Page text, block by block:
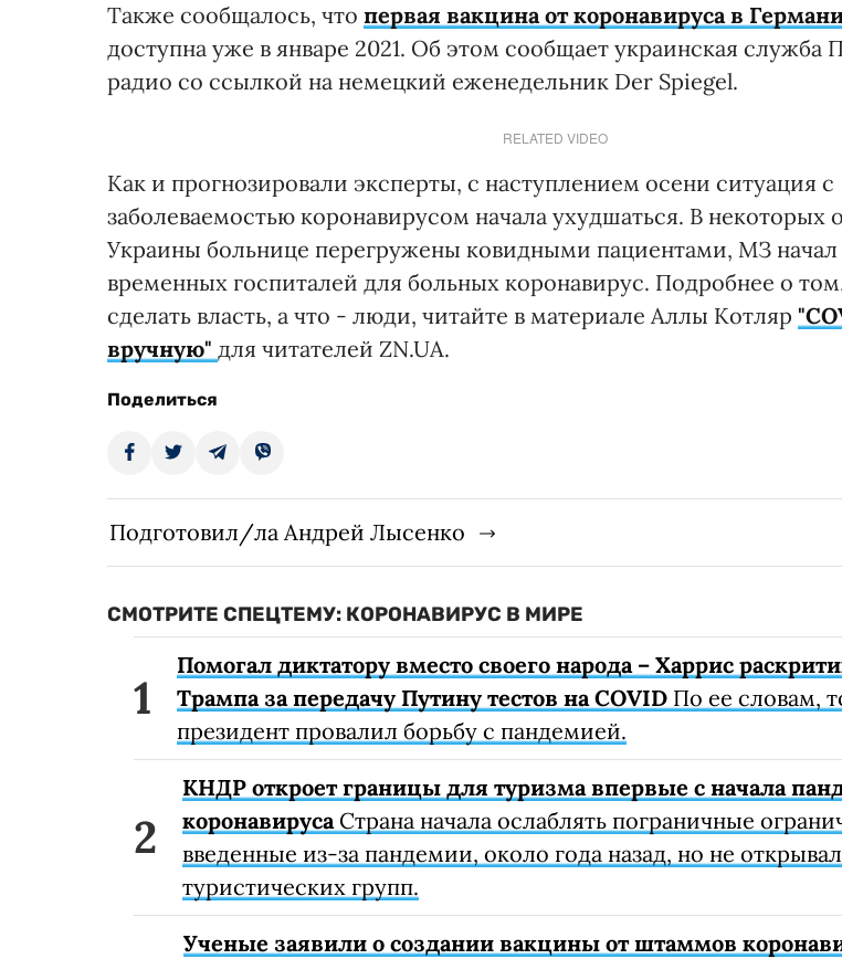
Также сообщалось, что первая вакцина от коронавируса в
доступна уже в январе 2021. Об этом сообщает украинская служба
радио со ссылкой на немецкий еженедельник Der Spiegel.
RELATED VIDEO
Как и прогнозировали эксперты, с наступлением осени ситуация с
заболеваемостью коронавирусом начала ухудшаться. В некоторых
Украины больнице перегружены ковидными пациентами, МЗ начал
временных госпиталей для больных коронавирус. Подробнее о
сделать власть, а что - люди, читайте в материале Аллы Котляр
вручную" для читателей ZN.UA.
Поделиться
Подготовил/ла Андрей Лысенко
СМОТРИТЕ СПЕЦТЕМУ: КОРОНАВИРУС В МИРЕ
Помогал диктатору вместо своего народа – Харрис
Трампа за передачу Путину тестов на COVID По ее словам,
президент провалил борьбу с пандемией.
КНДР откроет границы для туризма впервые с начала
коронавирусаСтрана начала ослаблять пограничные
введенные из-за пандемии, около года назад, но не
туристических групп.
Ученые заявили о создании вакцины от штаммов